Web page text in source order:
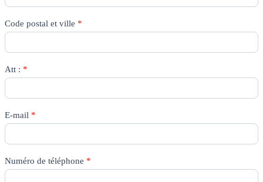
Code postal et ville *
Att : *
E-mail *
Numéro de téléphone *